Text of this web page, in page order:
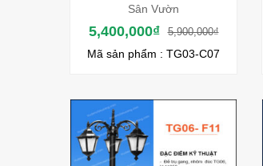
Sân Vườn
5,900,000₫
5,400,000₫
Mã sản phẩm : TG03-C07